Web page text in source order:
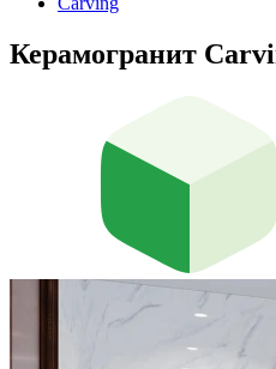
Керамогранит